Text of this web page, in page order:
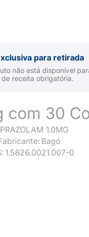
para retirada
não está disponível
de receita obrigatória.
com 30
1.0MG
Bagó
1.5626.0021.007-0